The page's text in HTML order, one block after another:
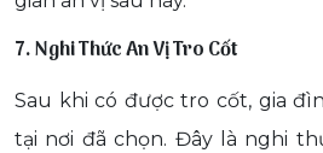
7. Nghi Thức An Vị Tro Cốt
Sau khi có được tro cốt, gia
tại nơi đã chọn. Đây là nghi